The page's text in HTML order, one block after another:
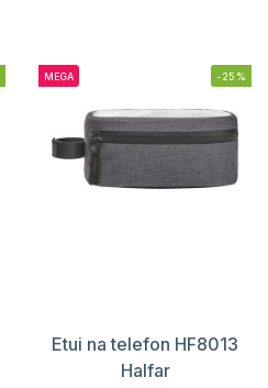
MEGA -25%
Etui na telefon HF8013
Halfar